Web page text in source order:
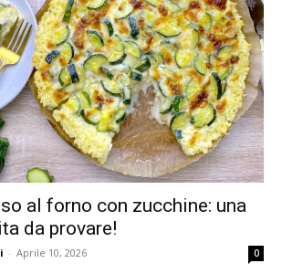
al forno con zucchine: una
da provare!
- Aprile 10, 2026 0